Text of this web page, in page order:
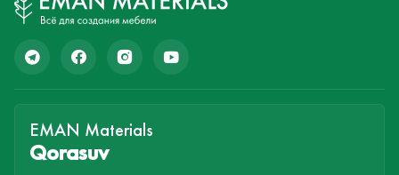
EMAN Materials
Qorasuv